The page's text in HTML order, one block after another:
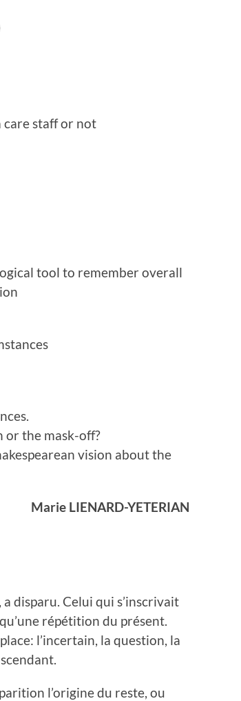
staff or not
tool to remember overall
or the mask-off?
vision about the
Marie LIENARD-YETERIAN
disparu. Celui qui s’inscrivait
répétition du présent.
l’incertain, la question, la
l’origine du reste, ou